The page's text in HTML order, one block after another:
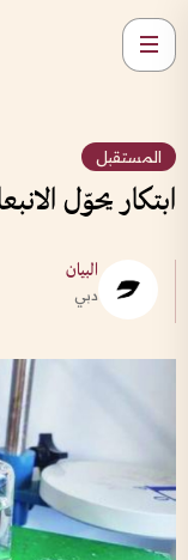
المستقبل
ابتكار يحوّل
البيان
دبي